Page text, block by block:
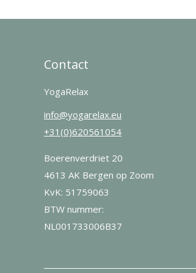
Contact
YogaRelax
info@yogarelax.eu
+31(0)620561054
Boerenverdriet 20
4613 AK Bergen op Zoom
KvK: 51759063
BTW nummer:
NL001733006B37